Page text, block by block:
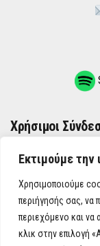
Εκτιμούμε την
Χρησιμοποιούμε
περιήγησής σας, να
περιεχόμενο και να
κλικ στην επιλογή
Χρήσιμοι
ΌΡΟΙ ΧΡΉΣΗΣ
ΠΟΛΙΤΙΚΉ